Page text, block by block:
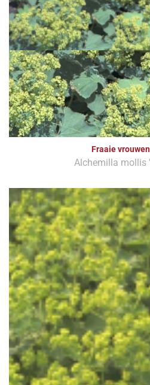
Fraaie
Alchemilla mollis